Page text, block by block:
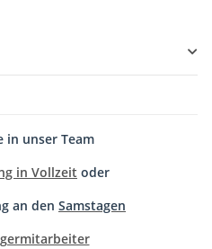
in unser Team
in Vollzeit oder
an den Samstagen